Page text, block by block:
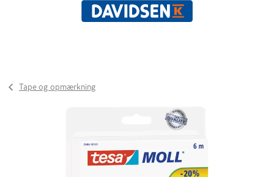
Tape og opmærkning